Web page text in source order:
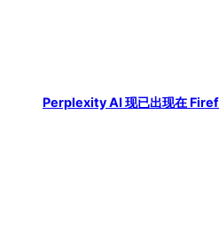
Perplexity AI 现已出现在